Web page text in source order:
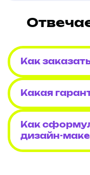
Как
Какая
Как
дизайн-